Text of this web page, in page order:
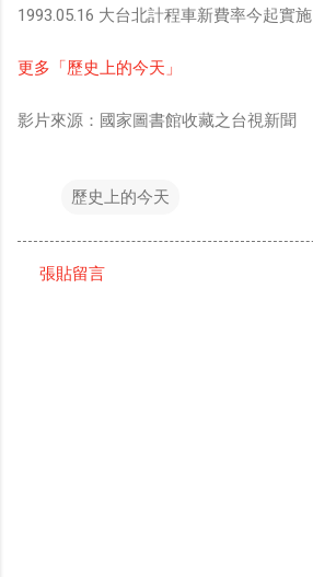
1993.05.16 大台北計程車新費率今起實施
更多「歷史上的今天」
影片來源：國家圖書館收藏之台視新聞
歷史上的今天
張貼留言